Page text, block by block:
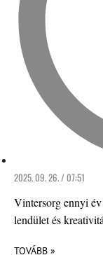
2025. 09. 26. / 07:51
Vintersorg ennyi
lendület és
TOVÁBB »